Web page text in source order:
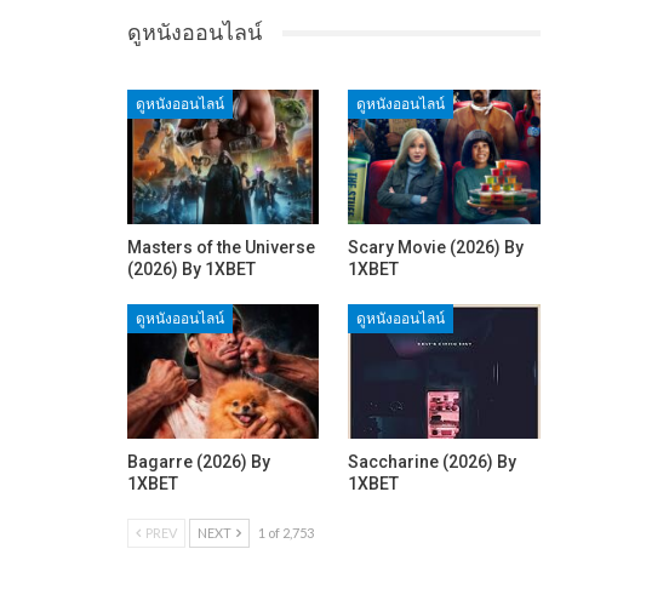
ดูหนังออนไลน์
ดูหนังออนไลน์
Masters of the Universe
(2026) By 1XBET
ดูหนังออนไลน์
Scary Movie (2026) By
1XBET
ดูหนังออนไลน์
Bagarre (2026) By
1XBET
ดูหนังออนไลน์
Saccharine (2026) By
1XBET
PREV NEXT 1 of 2,753